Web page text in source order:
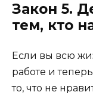
Закон 5.
тем, кто
Если вы всю
работе и
то, что не